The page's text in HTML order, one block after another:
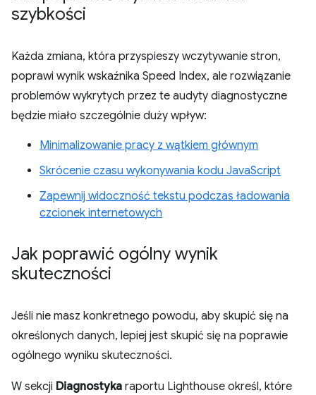
szybkości
Każda zmiana, która przyspieszy wczytywanie stron,
poprawi wynik wskaźnika Speed Index, ale rozwiązanie
problemów wykrytych przez te audyty diagnostyczne
będzie miało szczególnie duży wpływ:
Minimalizowanie pracy z wątkiem głównym
Skrócenie czasu wykonywania kodu JavaScript
Zapewnij widoczność tekstu podczas ładowania
czcionek internetowych
Jak poprawić ogólny wynik
skuteczności
Jeśli nie masz konkretnego powodu, aby skupić się na
określonych danych, lepiej jest skupić się na poprawie
ogólnego wyniku skuteczności.
W sekcji Diagnostyka raportu Lighthouse określ, które